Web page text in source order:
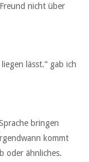
nicht über
lässt.“ gab ich
bringen
kommt
oder ähnliches.